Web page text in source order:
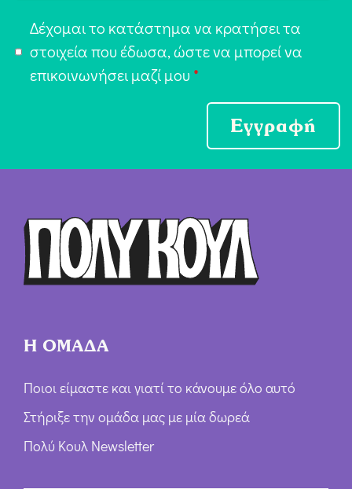
π
ή
Δέχομαι το κατάστημα να κρατήσει τα
στοιχεία που έδωσα, ώστε να μπορεί να
επικοινωνήσει μαζί μου *
Εγγραφή
Η ΟΜΑΔΑ
Ποιοι είμαστε και γιατί το κάνουμε όλο αυτό
Στήριξε την ομάδα μας με μία δωρεά
Πολύ Κουλ Newsletter